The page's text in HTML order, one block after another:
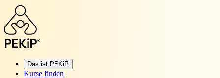
Das ist PEKiP
Kurse finden